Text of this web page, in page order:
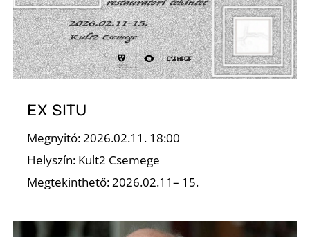
EX SITU
Megnyitó: 2026.02.11. 18:00
Helyszín: Kult2 Csemege
Megtekinthető: 2026.02.11– 15.